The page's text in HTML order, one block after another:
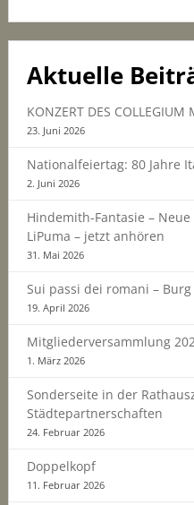
Aktuelle
KONZERT DES COLLEGIUM
23. Juni 2026
Nationalfeiertag: 80 Jahre
2. Juni 2026
Hindemith-Fantasie –
LiPuma – jetzt anhören
31. Mai 2026
Sui passi dei romani –
19. April 2026
Mitgliederversammlung
1. März 2026
Sonderseite in der
Städtepartnerschaften
24. Februar 2026
Doppelkopf
11. Februar 2026